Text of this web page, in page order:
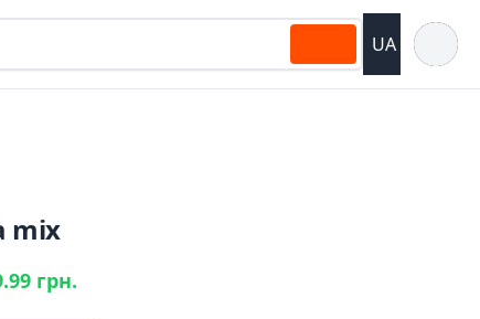
UA
mix
грн.